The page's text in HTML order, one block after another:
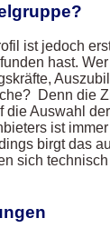
ist jedoch
hast.
Denn die
die Auswahl
ist
birgt das
sich